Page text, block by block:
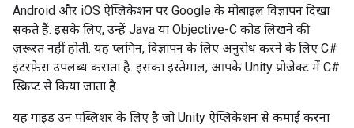
Android और iOS ऐप्लिकेशन पर Google के मोबाइल विज्ञापन दिखा
सकते हैं. इसके लिए, उन्हें Java या Objective-C कोड लिखने की
ज़रूरत नहीं होती. यह प्लगिन, विज्ञापन के लिए अनुरोध करने के लिए C#
इंटरफ़ेस उपलब्ध कराता है. इसका इस्तेमाल, आपके Unity प्रोजेक्ट में C#
स्क्रिप्ट से किया जाता है.
यह गाइड उन पब्लिशर के लिए है जो Unity ऐप्लिकेशन से कमाई करना